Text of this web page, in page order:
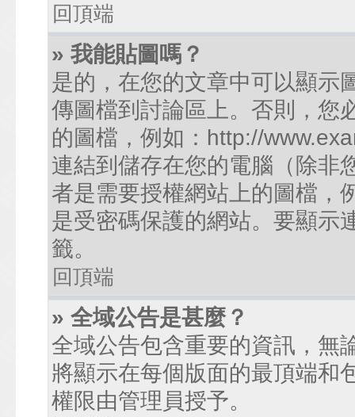
回頂端
» 我能貼圖嗎？
是的，在您的文章中可以顯示
傳圖檔到討論區上。否則，您
的圖檔，例如：http://
連結到儲存在您的電腦（除非
者是需要授權網站上的圖檔，
是受密碼保護的網站。要顯示
籤。
回頂端
» 全域公告是甚麼？
全域公告包含重要的資訊，無
將顯示在每個版面的最頂端和
權限由管理員授予。